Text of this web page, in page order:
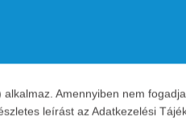
Amennyiben nem
leírást az Adatkezelési